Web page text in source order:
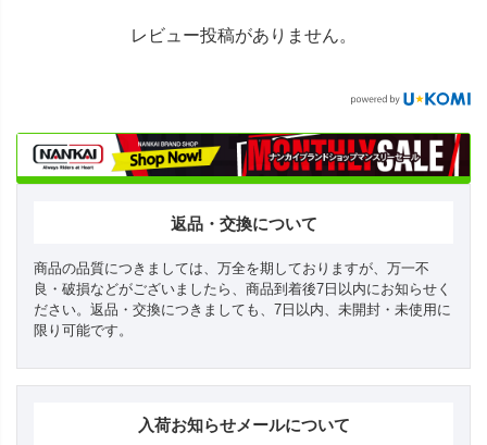
レビュー投稿がありません。
返品・交換について
商品の品質につきましては、万全を期しておりますが、万一不
良・破損などがございましたら、商品到着後7日以内にお知らせく
ださい。返品・交換につきましても、7日以内、未開封・未使用に
限り可能です。
入荷お知らせメールについて